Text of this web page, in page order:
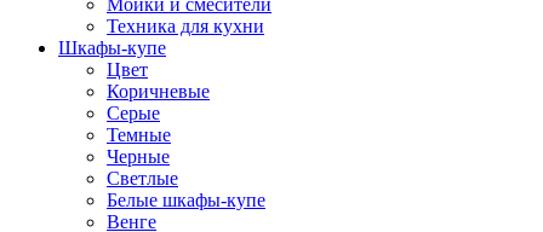
Мойки и смесители
Техника для кухни
Шкафы-купе
Цвет
Коричневые
Серые
Темные
Черные
Светлые
Белые шкафы-купе
Венге